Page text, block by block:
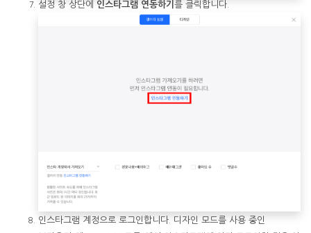
설정 창 상단에 인스타그램 연동하기 를 클릭합니다.
인스타그램 계정으로 로그인합니다. 디자인 모드를 사용 중인